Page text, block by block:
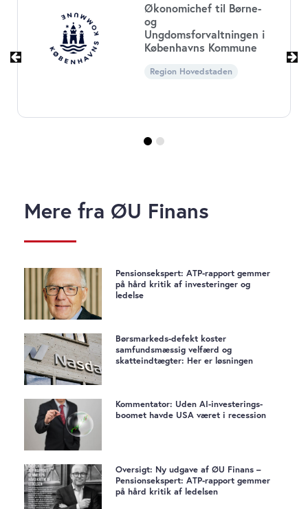
Økonomichef til Børne-
og
Ungdomsforvaltningen i
Københavns Kommune
Region Hovedstaden
Mere fra ØU Finans
Pensionsekspert: ATP-rapport gemmer
på hård kritik af investeringer og
ledelse
Børsmarkeds-defekt koster
samfundsmæssig velfærd og
skatteindtægter: Her er løsningen
Kommentator: Uden AI-investerings-
boomet havde USA været i recession
Oversigt: Ny udgave af ØU Finans –
Pensionsekspert: ATP-rapport gemmer
på hård kritik af ledelsen